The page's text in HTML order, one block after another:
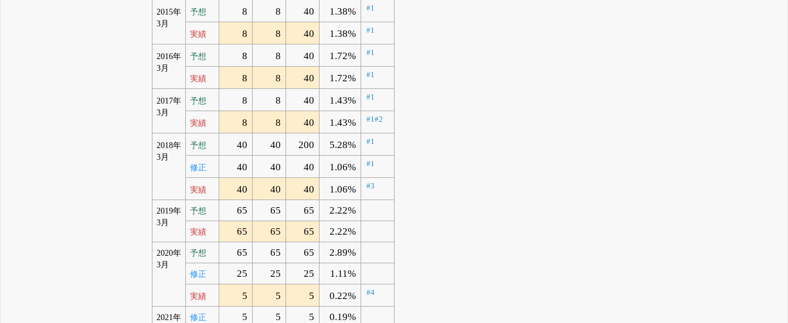
2015年
3月
予想 8 8 40 1.38% #1
実績 8 8 40 1.38% #1
2016年
3月
予想 8 8 40 1.72% #1
実績 8 8 40 1.72% #1
2017年
3月
予想 8 8 40 1.43% #1
実績 8 8 40 1.43% #1#2
2018年
3月
予想 40 40 200 5.28% #1
修正 40 40 40 1.06% #1
実績 40 40 40 1.06% #3
2019年
3月
予想 65 65 65 2.22%
実績 65 65 65 2.22%
2020年
3月
予想 65 65 65 2.89%
修正 25 25 25 1.11%
実績 5 5 5 0.22% #4
2021年
修正 5 5 5 0.19%